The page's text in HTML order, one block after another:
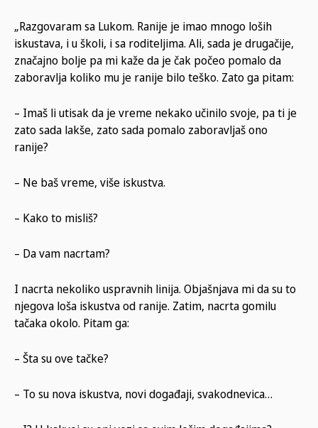
„Razgovaram sa Lukom. Ranije je imao mnogo loših
iskustava, i u školi, i sa roditeljima. Ali, sada je drugačije,
značajno bolje pa mi kaže da je čak počeo pomalo da
zaboravlja koliko mu je ranije bilo teško. Zato ga pitam:
– Imaš li utisak da je vreme nekako učinilo svoje, pa ti je
zato sada lakše, zato sada pomalo zaboravljaš ono
ranije?
– Ne baš vreme, više iskustva.
– Kako to misliš?
– Da vam nacrtam?
I nacrta nekoliko uspravnih linija. Objašnjava mi da su to
njegova loša iskustva od ranije. Zatim, nacrta gomilu
tačaka okolo. Pitam ga:
– Šta su ove tačke?
– To su nova iskustva, novi događaji, svakodnevica…